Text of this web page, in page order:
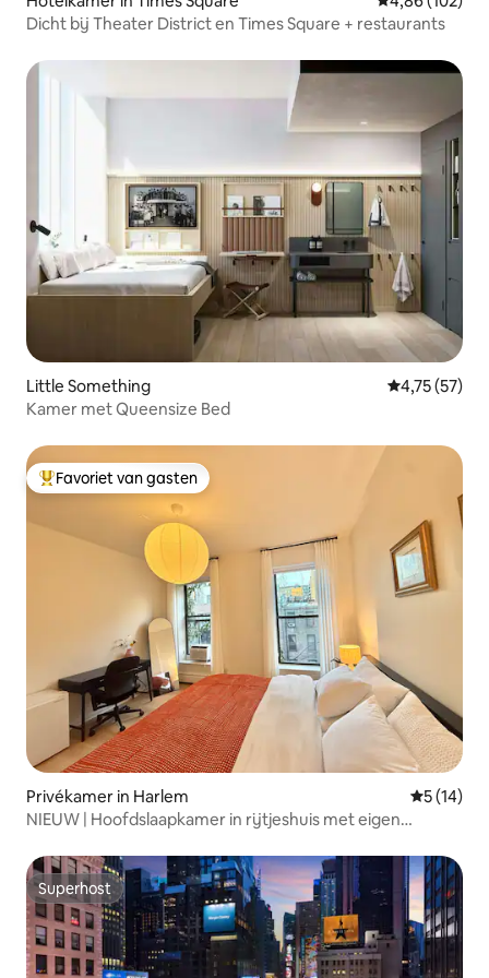
Dicht bij Theater District en Times Square + restaurants
Little Something Gemiddelde
4,75 (57)
Kamer met Queensize Bed
Topfavoriet van gasten
Favoriet van gasten
Privékamer in Harlem
5 (14)
NIEUW | Hoofdslaapkamer in rijtjeshuis met eigen
Superhost
Superhost